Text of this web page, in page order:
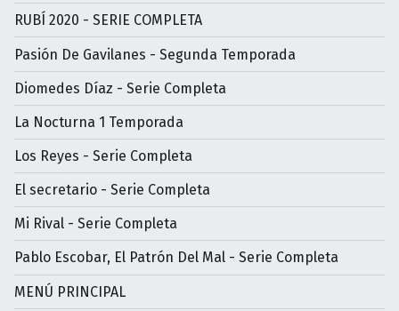
RUBÍ 2020 - SERIE COMPLETA
Pasión De Gavilanes - Segunda Temporada
Diomedes Díaz - Serie Completa
La Nocturna 1 Temporada
Los Reyes - Serie Completa
El secretario - Serie Completa
Mi Rival - Serie Completa
Pablo Escobar, El Patrón Del Mal - Serie Completa
MENÚ PRINCIPAL